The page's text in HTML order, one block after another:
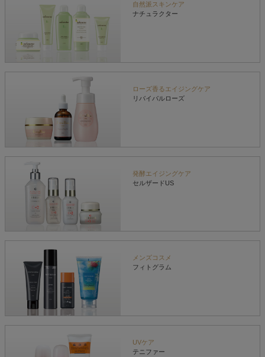
自然派スキンケア
ナチュラクター
ローズ香るエイジングケア
リバイバルローズ
発酵エイジングケア
セルザードUS
メンズコスメ
フィトグラム
UVケア
テニファー